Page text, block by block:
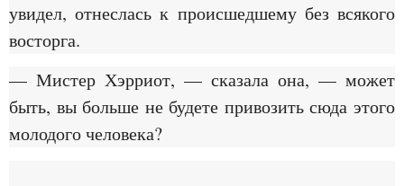
увидел, отнеслась к происшедшему без всякого
восторга.
— Мистер Хэрриот, — сказала она, — может
быть, вы больше не будете привозить сюда этого
молодого человека?